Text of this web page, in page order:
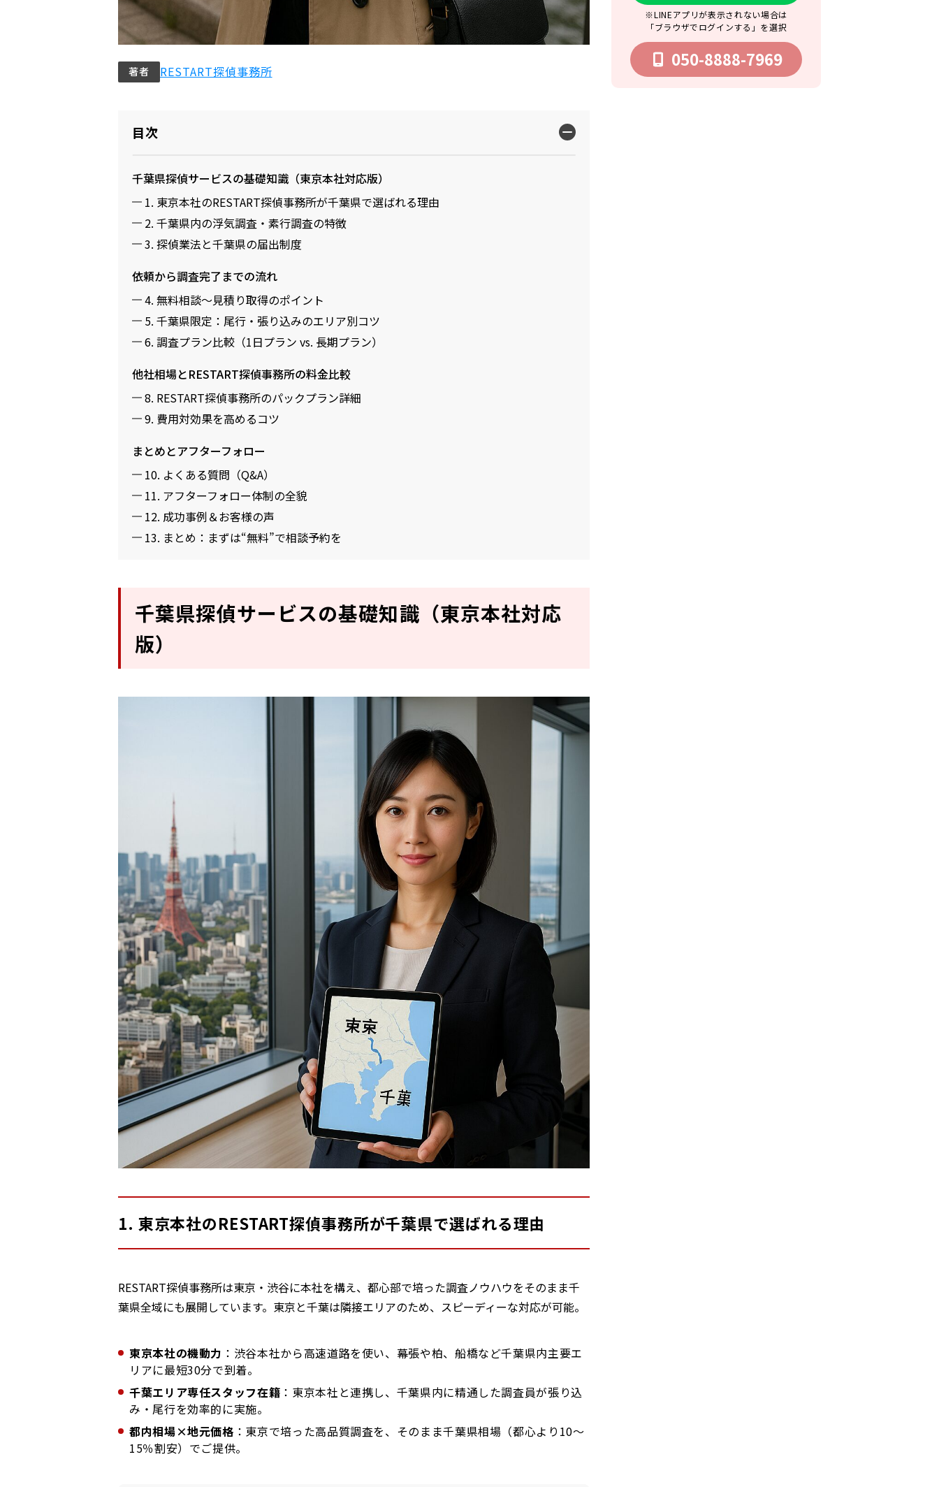
著者 RESTART探偵事務所
目次
千葉県探偵サービスの基礎知識（東京本社対応版）
1. 東京本社のRESTART探偵事務所が千葉県で選ばれる理由
2. 千葉県内の浮気調査・素行調査の特徴
3. 探偵業法と千葉県の届出制度
依頼から調査完了までの流れ
4. 無料相談～見積り取得のポイント
5. 千葉県限定：尾行・張り込みのエリア別コツ
6. 調査プラン比較（1日プラン vs. 長期プラン）
他社相場とRESTART探偵事務所の料金比較
8. RESTART探偵事務所のパックプラン詳細
9. 費用対効果を高めるコツ
まとめとアフターフォロー
10. よくある質問（Q&A）
11. アフターフォロー体制の全貌
12. 成功事例＆お客様の声
13. まとめ：まずは“無料”で相談予約を
千葉県探偵サービスの基礎知識（東京本社対応
版）
1. 東京本社のRESTART探偵事務所が千葉県で選ばれる理由
RESTART探偵事務所は東京・渋谷に本社を構え、都心部で培った調査ノウハウをそのまま千
葉県全域にも展開しています。東京と千葉は隣接エリアのため、スピーディーな対応が可能。
東京本社の機動力 ：渋谷本社から高速道路を使い、幕張や柏、船橋など千葉県内主要エ
リアに最短30分で到着。
千葉エリア専任スタッフ在籍 ：東京本社と連携し、千葉県内に精通した調査員が張り込
み・尾行を効率的に実施。
都内相場×地元価格 ：東京で培った高品質調査を、そのまま千葉県相場（都心より10～
15％割安）でご提供。
※LINEアプリが表示されない場合は
「ブラウザでログインする」を選択
050-8888-7969